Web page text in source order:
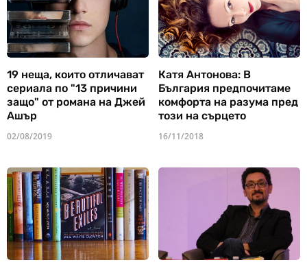
19 неща, които отличават
сериала по "13 причини
защо" от романа на Джей
Ашър
02/08/2019
Катя Антонова: В
България предпочитаме
комфорта на разума пред
този на сърцето
16/11/2018